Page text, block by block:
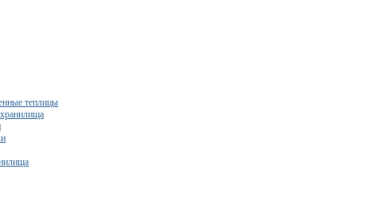
теплицы
расчет сметы исходя из вашего бюджета!